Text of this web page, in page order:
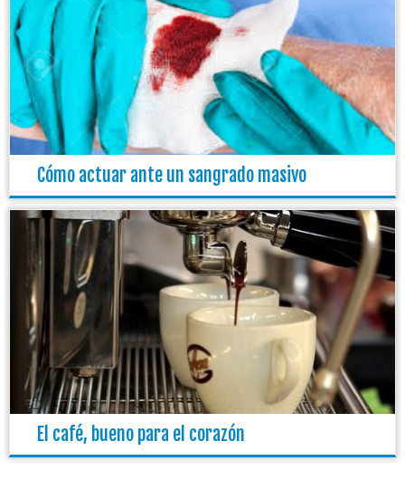
Cómo actuar ante un sangrado masivo
El café, bueno para el corazón